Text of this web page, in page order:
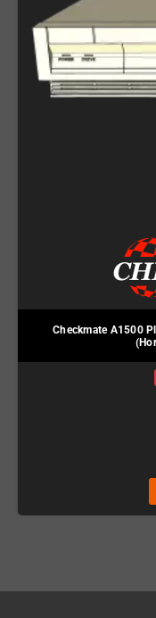
Checkmate A1500